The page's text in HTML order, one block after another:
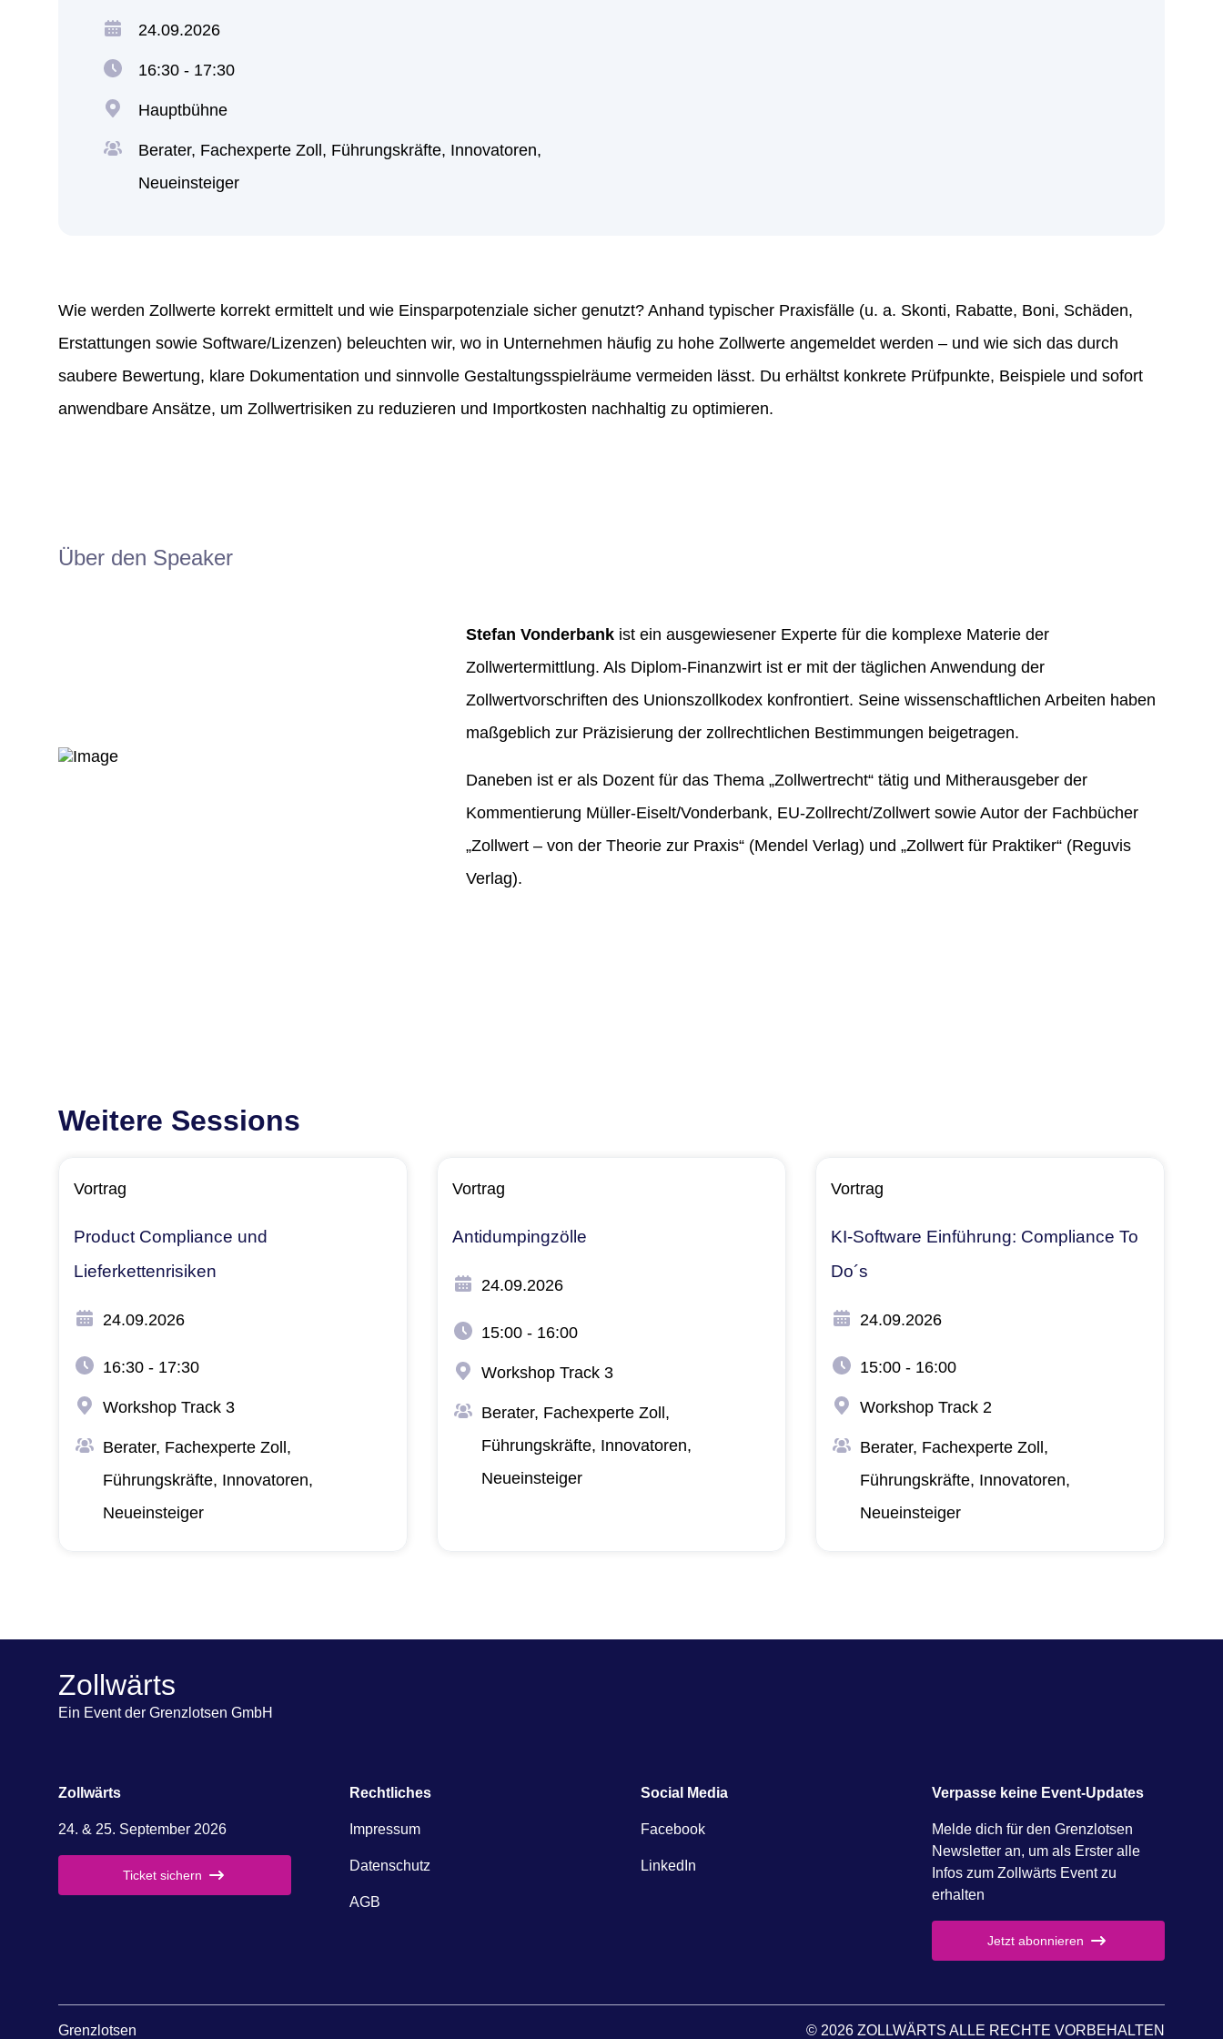
24.09.2026
16:30 - 17:30
Hauptbühne
Berater, Fachexperte Zoll​, Führungskräfte, Innovatoren,
Neueinsteiger
Wie werden Zollwerte korrekt ermittelt und wie Einsparpotenziale sicher genutzt? Anhand typischer Praxisfälle (u. a. Skonti, Rabatte, Boni, Schäden,
Erstattungen sowie Software/Lizenzen) beleuchten wir, wo in Unternehmen häufig zu hohe Zollwerte angemeldet werden – und wie sich das durch
saubere Bewertung, klare Dokumentation und sinnvolle Gestaltungsspielräume vermeiden lässt. Du erhältst konkrete Prüfpunkte, Beispiele und sofort
anwendbare Ansätze, um Zollwertrisiken zu reduzieren und Importkosten nachhaltig zu optimieren.
Über den Speaker
Stefan Vonderbank ist ein ausgewiesener Experte für die komplexe Materie der
Zollwertermittlung. Als Diplom-Finanzwirt ist er mit der täglichen Anwendung der
Zollwertvorschriften des Unionszollkodex konfrontiert. Seine wissenschaftlichen Arbeiten haben
maßgeblich zur Präzisierung der zollrechtlichen Bestimmungen beigetragen.
Daneben ist er als Dozent für das Thema „Zollwertrecht“ tätig und Mitherausgeber der
Kommentierung Müller-Eiselt/Vonderbank, EU-Zollrecht/Zollwert sowie Autor der Fachbücher
„Zollwert – von der Theorie zur Praxis“ (Mendel Verlag) und „Zollwert für Praktiker“ (Reguvis
Verlag).
Weitere Sessions
Vortrag
Product Compliance und
Lieferkettenrisiken
24.09.2026
16:30 - 17:30
Workshop Track 3
Berater, Fachexperte Zoll​,
Führungskräfte, Innovatoren,
Neueinsteiger
Vortrag
Antidumpingzölle
24.09.2026
15:00 - 16:00
Workshop Track 3
Berater, Fachexperte Zoll​,
Führungskräfte, Innovatoren,
Neueinsteiger
Vortrag
KI-Software Einführung: Compliance To
Do´s
24.09.2026
15:00 - 16:00
Workshop Track 2
Berater, Fachexperte Zoll​,
Führungskräfte, Innovatoren,
Neueinsteiger
Ich erkläre mich mit der Verarbeitung der eingegebenen Daten sowie der
Ich erkläre mich mit der Verarbeitung der eingegebenen Daten sowie der
Zollwärts
Ein Event der Grenzlotsen GmbH
Zollwärts
24. & 25. September 2026
Ticket sichern
Rechtliches
Impressum
Datenschutz
AGB
Social Media
Facebook
LinkedIn
Verpasse keine Event-Updates
Melde dich für den Grenzlotsen
Newsletter an, um als Erster alle
Infos zum Zollwärts Event zu
erhalten
Jetzt abonnieren
Grenzlotsen © 2026 ZOLLWÄRTS ALLE RECHTE VORBEHALTEN